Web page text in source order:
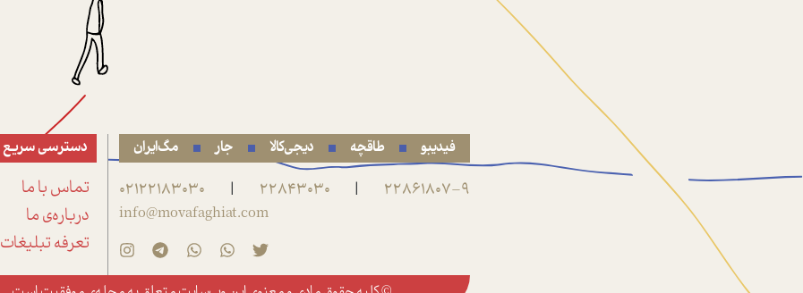
فیدیبو طاقچه دیجی‌کالا جار مگ‌ایران
22861807-9
|
22843030
|
02122183030
info@movafaghiat.com
دسترسی سریع
تماس با ما
درباره‌ی ما
تعرفه تبلیغات